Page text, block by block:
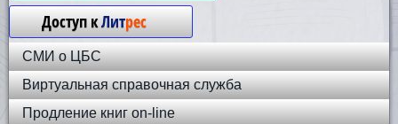
Доступ кЛитрес
СМИ о ЦБС
Виртуальная справочная служба
Продление книг on-line